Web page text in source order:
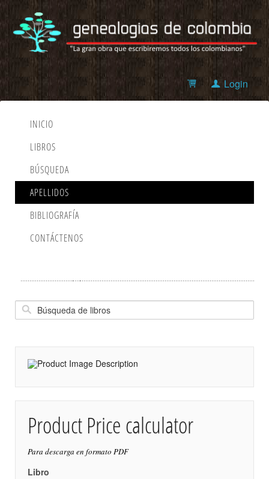
Login
INICIO
LIBROS
BÚSQUEDA
APELLIDOS
BIBLIOGRAFÍA
CONTÁCTENOS
Product Price calculator
Para descarga en formato PDF
Libro